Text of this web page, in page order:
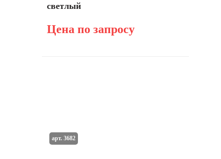
светлый
Цена по запросу
арт. 3682